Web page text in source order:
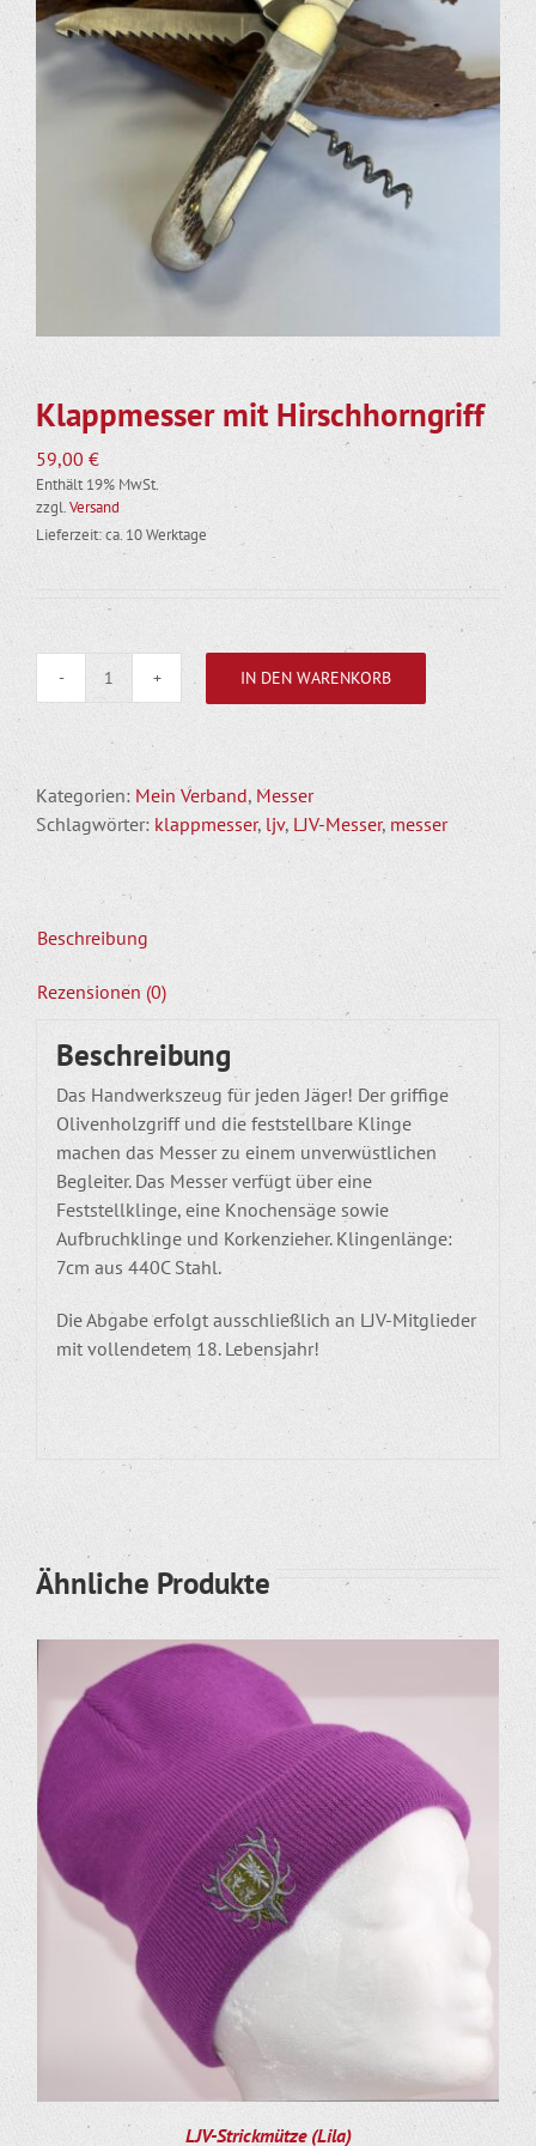
Klappmesser mit Hirschhorngriff
59,00 €
Enthält 19% MwSt.
zzgl.Versand
Lieferzeit: ca. 10 Werktage
Klappmesser
Hirschhorngriff
Menge
IN DEN WARENKORB
Kategorien: Mein Verband, Messer
Schlagwörter: klappmesser, ljv, LJV-Messer, messer
Beschreibung
Rezensionen (0)
Beschreibung
Das Handwerkszeug für jeden Jäger! Der griffige
Olivenholzgriff und die feststellbare Klinge
machen das Messer zu einem unverwüstlichen
Begleiter. Das Messer verfügt über eine
Feststellklinge, eine Knochensäge sowie
Aufbruchklinge und Korkenzieher. Klingenlänge:
7cm aus 440C Stahl.
Die Abgabe erfolgt ausschließlich an LJV-Mitglieder
mit vollendetem 18. Lebensjahr!
Ähnliche Produkte
LJV-Strickmütze (Lila)